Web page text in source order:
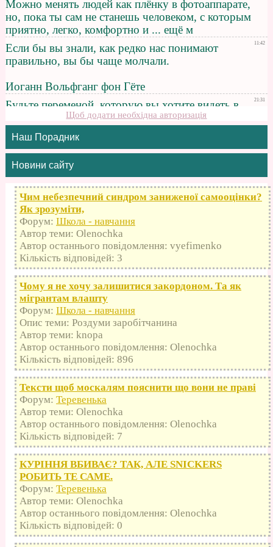
Щоб додати необхідна авторизація
Наш Порадник
Новини сайту
Чим небезпечний синдром заниженої самооцінки?
Як зрозуміти,
Форум: Школа - навчання
Автор теми: Olenochka
Автор останнього повідомлення: vyefimenko
Кількість відповідей: 3
Чому я не хочу залишитися закордоном. Та як
мігрантам влашту
Форум: Школа - навчання
Опис теми: Роздуми заробітчанина
Автор теми: knopa
Автор останнього повідомлення: Olenochka
Кількість відповідей: 896
Тексти щоб москалям пояснити що вони не праві
Форум: Теревенька
Автор теми: Olenochka
Автор останнього повідомлення: Olenochka
Кількість відповідей: 7
КУРІННЯ ВБИВАЄ? ТАК, АЛЕ SNICKERS
РОБИТЬ ТЕ САМЕ.
Форум: Теревенька
Автор теми: Olenochka
Автор останнього повідомлення: Olenochka
Кількість відповідей: 0